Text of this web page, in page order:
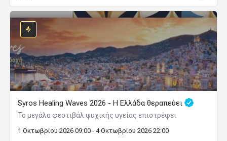
Syros Healing Waves 2026 - Η Ελλάδα θεραπεύει
Το μεγάλο φεστιβάλ ψυχικής υγείας επιστρέφει
1 Οκτωβρίου 2026 09:00 - 4 Οκτωβρίου 2026 22:00